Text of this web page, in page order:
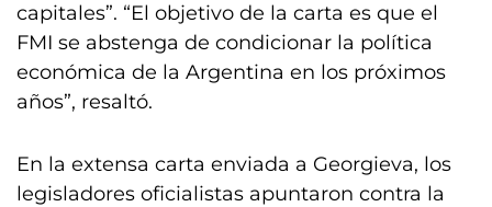
capitales”. “El objetivo de la carta es que el
FMI se abstenga de condicionar la política
económica de la Argentina en los próximos
años”, resaltó.
En la extensa carta enviada a Georgieva, los
legisladores oficialistas apuntaron contra la